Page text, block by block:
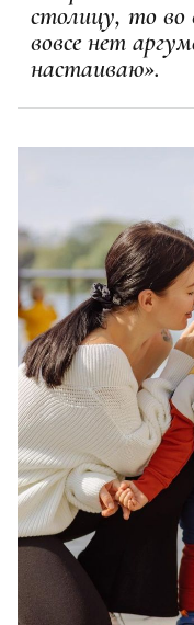
столицу, то во
вовсе нет
настаиваю».